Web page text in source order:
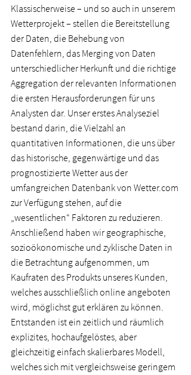
Klassischerweise – und so auch in unserem
Wetterprojekt – stellen die Bereitstellung
der Daten, die Behebung von
Datenfehlern, das Merging von Daten
unterschiedlicher Herkunft und die richtige
Aggregation der relevanten Informationen
die ersten Herausforderungen für uns
Analysten dar. Unser erstes Analyseziel
bestand darin, die Vielzahl an
quantitativen Informationen, die uns über
das historische, gegenwärtige und das
prognostizierte Wetter aus der
umfangreichen Datenbank von Wetter.com
zur Verfügung stehen, auf die
„wesentlichen“ Faktoren zu reduzieren.
Anschließend haben wir geographische,
sozioökonomische und zyklische Daten in
die Betrachtung aufgenommen, um
Kaufraten des Produkts unseres Kunden,
welches ausschließlich online angeboten
wird, möglichst gut erklären zu können.
Entstanden ist ein zeitlich und räumlich
explizites, hochaufgelöstes, aber
gleichzeitig einfach skalierbares Modell,
welches sich mit vergleichsweise geringem